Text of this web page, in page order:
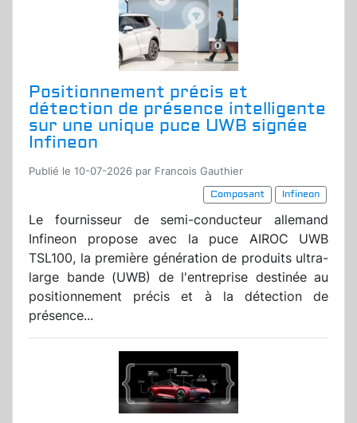
Positionnement précis et
détection de présence intelligente
sur une unique puce UWB signée
Infineon
Publié le 10-07-2026 par Francois Gauthier
Composant
Infineon
Le fournisseur de semi-conducteur allemand
Infineon propose avec la puce AIROC UWB
TSL100, la première génération de produits ultra-
large bande (UWB) de l'entreprise destinée au
positionnement précis et à la détection de
présence...